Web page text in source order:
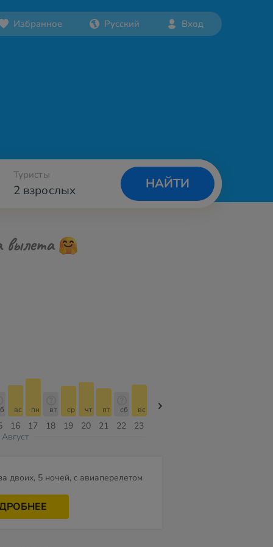
Избранное Русский Вход
2 взрослых
Туристы
НАЙТИ
вылета
16
вс
17
пн
18
вт
19
ср
20
чт
21
пт
22
сб
23
вс
Август
двоих, 5 ночей, c авиаперелетом